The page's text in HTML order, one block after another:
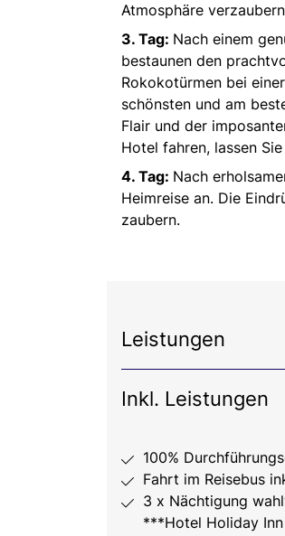
Atmosphäre
3. Tag: Nach einem
bestaunen den
Rokokotürmen bei
schönsten und am
Flair und der
Hotel fahren, lassen
4. Tag: Nach
Heimreise an. Die
zaubern.
Leistungen
Inkl. Leistungen
100%
Fahrt im Reisebus
3 x Nächtigung
***Hotel Holiday